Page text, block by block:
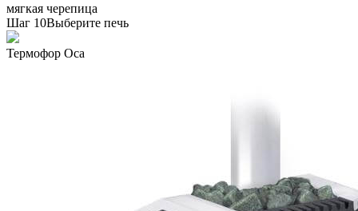
мягкая черепица
Шаг 10Выберите печь
Термофор Oса